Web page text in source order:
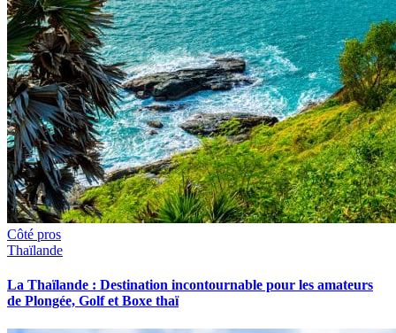
Côté pros
Thaïlande
La Thaïlande : Destination incontournable pour les amateurs
de Plongée, Golf et Boxe thaï